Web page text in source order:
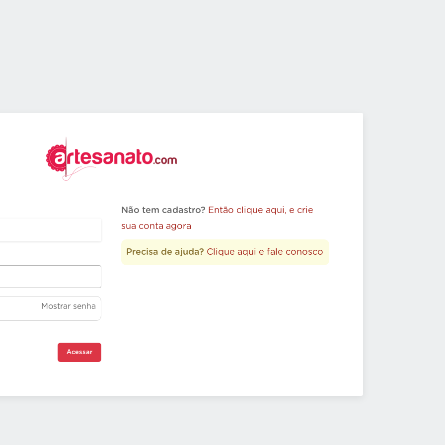
Mostrar senha
Acessar
Não tem cadastro? Então clique aqui, e crie
sua conta agora
Precisa de ajuda? Clique aqui e fale conosco